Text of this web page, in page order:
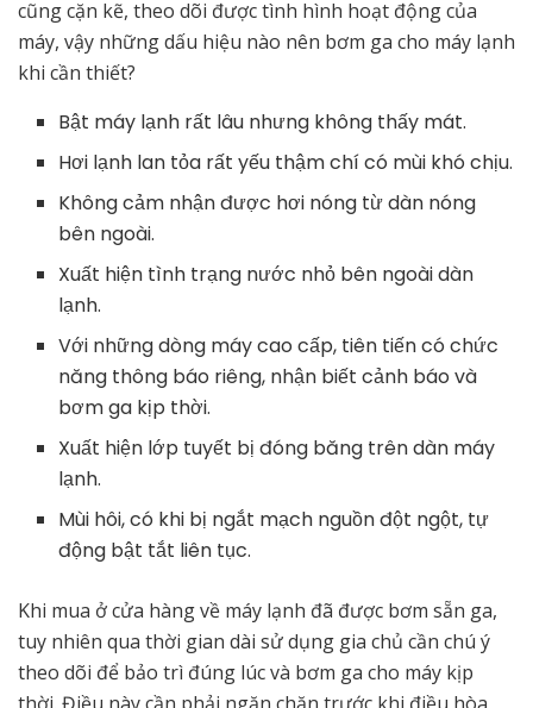
cũng cặn kẽ, theo dõi được tình hình hoạt động của
máy, vậy những dấu hiệu nào nên bơm ga cho máy lạnh
khi cần thiết?
Bật máy lạnh rất lâu nhưng không thấy mát.
Hơi lạnh lan tỏa rất yếu thậm chí có mùi khó chịu.
Không cảm nhận được hơi nóng từ dàn nóng
bên ngoài.
Xuất hiện tình trạng nước nhỏ bên ngoài dàn
lạnh.
Với những dòng máy cao cấp, tiên tiến có chức
năng thông báo riêng, nhận biết cảnh báo và
bơm ga kịp thời.
Xuất hiện lớp tuyết bị đóng băng trên dàn máy
lạnh.
Mùi hôi, có khi bị ngắt mạch nguồn đột ngột, tự
động bật tắt liên tục.
Khi mua ở cửa hàng về máy lạnh đã được bơm sẵn ga,
tuy nhiên qua thời gian dài sử dụng gia chủ cần chú ý
theo dõi để bảo trì đúng lúc và bơm ga cho máy kịp
thời. Điều này cần phải ngăn chặn trước khi điều hòa